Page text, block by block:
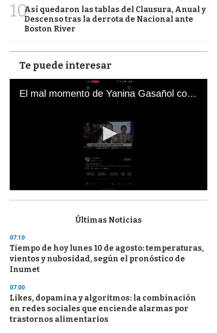
10Así quedaron las tablas del Clausura, Anual y
Descenso tras la derrota de Nacional ante
Boston River
Te puede interesar
El mal momento de Yanina Gasañol con un hincha argentino en "Subrayado"
s
d
s
o
f
3
s
e
c
o
n
Últimas Noticias
07:10
Tiempo de hoy lunes 10 de agosto: temperaturas,
vientos y nubosidad, según el pronóstico de
Inumet
07:00
Likes, dopamina y algoritmos: la combinación
en redes sociales que enciende alarmas por
trastornos alimentarios